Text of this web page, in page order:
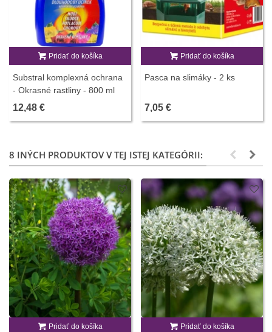
Pridať do košíka
Substral komplexná ochrana
- Okrasné rastliny - 800 ml
12,48 €
Pridať do košíka
Pasca na slimáky - 2 ks
7,05 €
8 INÝCH PRODUKTOV V TEJ ISTEJ KATEGÓRII:
Pridať do košíka Pridať do košíka